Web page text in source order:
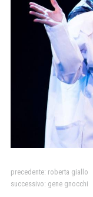
precedente: roberta giallo
successivo: gene gnocchi